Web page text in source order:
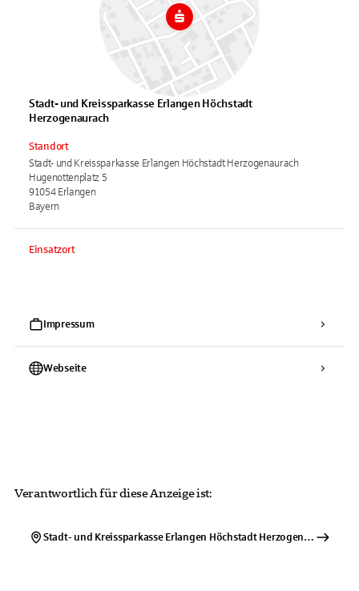
Stadt- und Kreissparkasse Erlangen Höchstadt
Herzogenaurach
Standort
Stadt- und Kreissparkasse Erlangen Höchstadt Herzogenaurach
Hugenottenplatz 5
91054 Erlangen
Bayern
Einsatzort
Impressum
Webseite
Verantwortlich für diese Anzeige ist:
Stadt- und Kreissparkasse Erlangen Höchstadt Herzogenaurach